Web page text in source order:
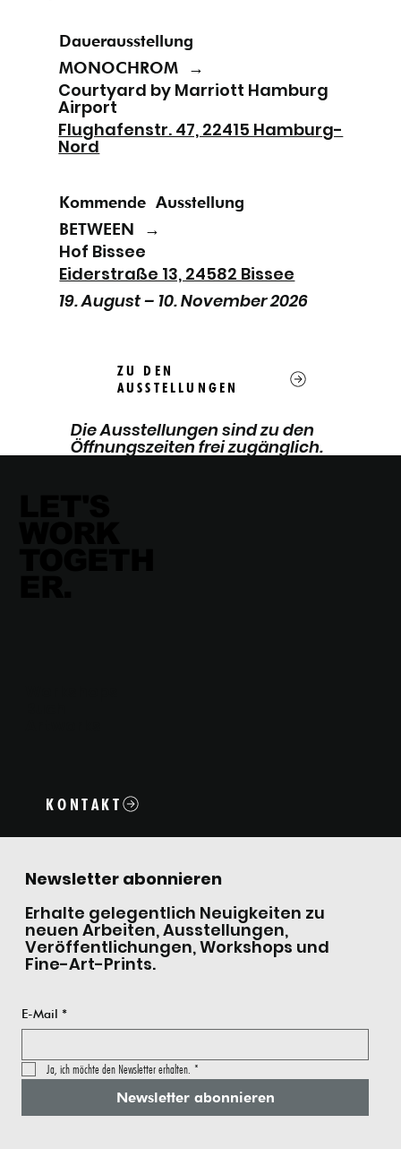
Dauerausstellung
MONOCHROM
→
Courtyard by Marriott Hamburg
Airport
Flughafenstr. 47, 22415 Hamburg-
Nord
Kommende Ausstellung
BETWEEN
→
Eiderstraße 13, 24582 Bissee
Hof Bissee
19. August – 10. November 2026
ZU DEN
AUSSTELLUNGEN
Die Ausstellungen sind zu den
Öffnungszeiten frei zugänglich.
KONTAKT
Newsletter abonnieren
Erhalte gelegentlich Neuigkeiten zu
neuen Arbeiten, Ausstellungen,
Veröffentlichungen, Workshops und
Fine-Art-Prints.
E-Mail *
Ja, ich möchte den Newsletter erhalten. *
Newsletter abonnieren